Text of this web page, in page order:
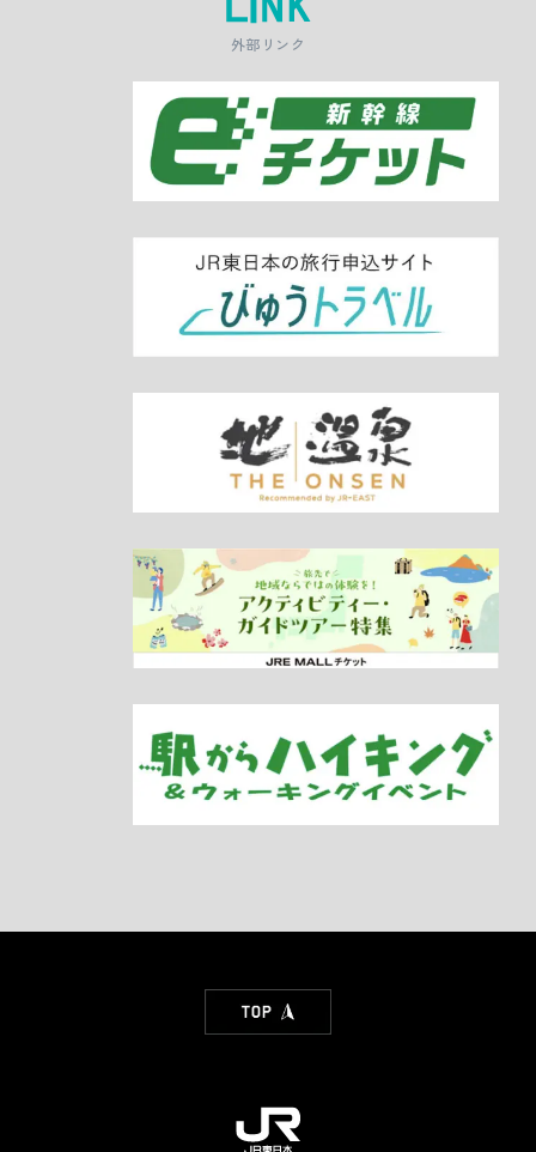
外部リンク